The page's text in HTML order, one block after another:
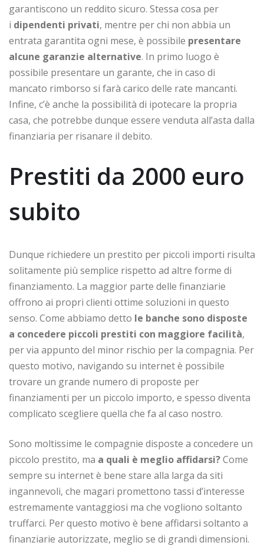
garantiscono un reddito sicuro. Stessa cosa per
i dipendenti privati, mentre per chi non abbia un
entrata garantita ogni mese, è possibile presentare
alcune garanzie alternative. In primo luogo è
possibile presentare un garante, che in caso di
mancato rimborso si farà carico delle rate mancanti.
Infine, c’è anche la possibilità di ipotecare la propria
casa, che potrebbe dunque essere venduta all’asta dalla
finanziaria per risanare il debito.
Prestiti da 2000 euro
subito
Dunque richiedere un prestito per piccoli importi risulta
solitamente più semplice rispetto ad altre forme di
finanziamento. La maggior parte delle finanziarie
offrono ai propri clienti ottime soluzioni in questo
senso. Come abbiamo detto le banche sono disposte
a concedere piccoli prestiti con maggiore facilità,
per via appunto del minor rischio per la compagnia. Per
questo motivo, navigando su internet è possibile
trovare un grande numero di proposte per
finanziamenti per un piccolo importo, e spesso diventa
complicato scegliere quella che fa al caso nostro.
Sono moltissime le compagnie disposte a concedere un
piccolo prestito, ma a quali è meglio affidarsi?Come
sempre su internet è bene stare alla larga da siti
ingannevoli, che magari promettono tassi d’interesse
estremamente vantaggiosi ma che vogliono soltanto
truffarci. Per questo motivo è bene affidarsi soltanto a
finanziarie autorizzate, meglio se di grandi dimensioni.